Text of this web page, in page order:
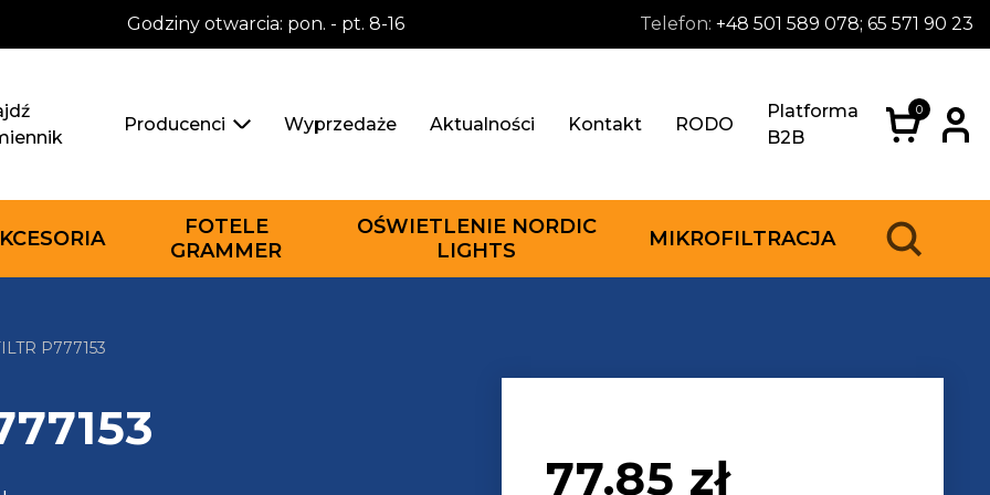
Godziny otwarcia: pon. - pt. 8-16 Telefon: +48 501 589 078; 65 571 90 23
Producenci Wyprzedaże Aktualności Kontakt RODO
Platforma
B2B
0
FOTELE
GRAMMER
OŚWIETLENIE NORDIC
LIGHTS
MIKROFILTRACJA
P777153
77.85 zł